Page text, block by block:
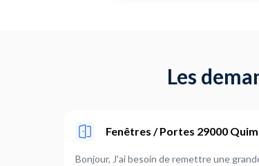
Les
Fenêtres / Portes 29000
Bonjour, J'ai besoin de remettre une grande fenêtre en état, dans un immeuble